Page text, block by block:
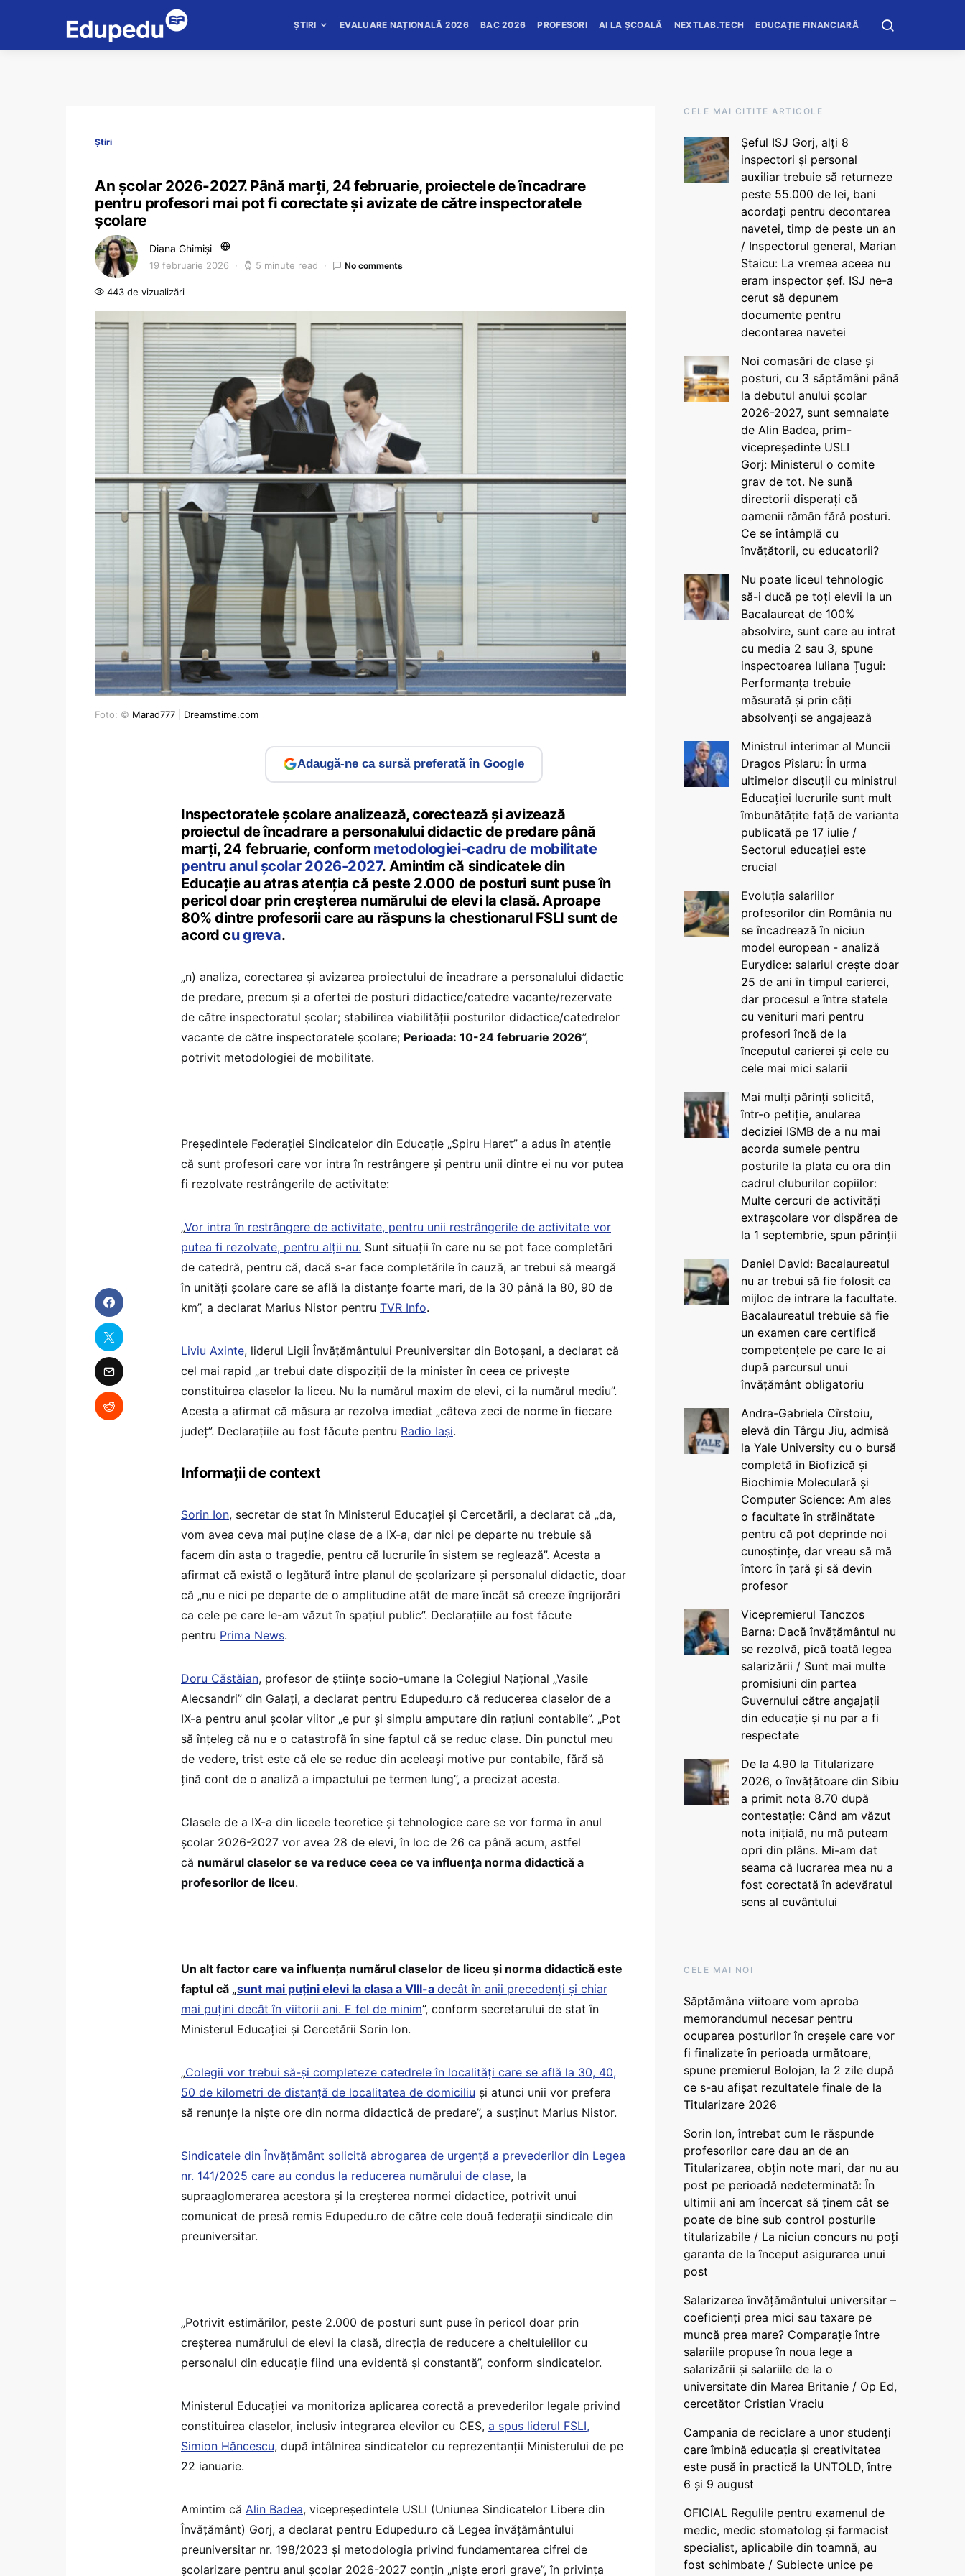
ȘTIRI EVALUARE NAȚIONALĂ 2026 BAC 2026 PROFESORI AI LA ȘCOALĂ NEXTLAB.TECH EDUCAȚIE FINANCIARĂ
Știri
An școlar 2026-2027. Până marți, 24 februarie, proiectele de încadrare
pentru profesori mai pot fi corectate și avizate de către inspectoratele
școlare
Diana Ghimiși
19 februarie 2026 5 minute read No comments
443 de vizualizări
Foto: © Marad777 Dreamstime.com
Adaugă-ne ca sursă preferată în Google
Inspectoratele școlare analizează, corectează și avizează
proiectul de încadrare a personalului didactic de predare până
marți, 24 februarie, conform metodologiei-cadru de mobilitate
pentru anul școlar 2026-2027. Amintim că sindicatele din
Educație au atras atenția că peste 2.000 de posturi sunt puse în
pericol doar prin creșterea numărului de elevi la clasă. Aproape
80% dintre profesorii care au răspuns la chestionarul FSLI sunt de
acord cu greva.
„n) analiza, corectarea şi avizarea proiectului de încadrare a personalului didactic
de predare, precum și a ofertei de posturi didactice/catedre vacante/rezervate
de către inspectoratul școlar; stabilirea viabilităţii posturilor didactice/catedrelor
vacante de către inspectoratele şcolare; Perioada: 10-24 februarie 2026”,
potrivit metodologiei de mobilitate.
Președintele Federației Sindicatelor din Educație „Spiru Haret” a adus în atenție
că sunt profesori care vor intra în restrângere și pentru unii dintre ei nu vor putea
fi rezolvate restrângerile de activitate:
„Vor intra în restrângere de activitate, pentru unii restrângerile de activitate vor
putea fi rezolvate, pentru alţii nu. Sunt situaţii în care nu se pot face completări
de catedră, pentru că, dacă s-ar face completările în cauză, ar trebui să meargă
în unităţi şcolare care se află la distanţe foarte mari, de la 30 până la 80, 90 de
km”, a declarat Marius Nistor pentru TVR Info.
Liviu Axinte, liderul Ligii Învățământului Preuniversitar din Botoșani, a declarat că
cel mai rapid „ar trebui date dispoziții de la minister în ceea ce privește
constituirea claselor la liceu. Nu la numărul maxim de elevi, ci la numărul mediu”.
Acesta a afirmat că măsura ar rezolva imediat „câteva zeci de norme în fiecare
județ”. Declarațiile au fost făcute pentru Radio Iași.
Informații de context
Sorin Ion, secretar de stat în Ministerul Educației și Cercetării, a declarat că „da,
vom avea ceva mai puține clase de a IX-a, dar nici pe departe nu trebuie să
facem din asta o tragedie, pentru că lucrurile în sistem se reglează”. Acesta a
afirmat că există o legătură între planul de școlarizare și personalul didactic, doar
că „nu e nici pe departe de o amplitudine atât de mare încât să creeze îngrijorări
ca cele pe care le-am văzut în spațiul public”. Declarațiile au fost făcute
pentru Prima News.
Doru Căstăian, profesor de științe socio-umane la Colegiul Național „Vasile
Alecsandri” din Galați, a declarat pentru Edupedu.ro că reducerea claselor de a
IX-a pentru anul școlar viitor „e pur și simplu amputare din rațiuni contabile”. „Pot
să înțeleg că nu e o catastrofă în sine faptul că se reduc clase. Din punctul meu
de vedere, trist este că ele se reduc din aceleași motive pur contabile, fără să
țină cont de o analiză a impactului pe termen lung”, a precizat acesta.
Clasele de a IX-a din liceele teoretice și tehnologice care se vor forma în anul
școlar 2026-2027 vor avea 28 de elevi, în loc de 26 ca până acum, astfel
că numărul claselor se va reduce ceea ce va influența norma didactică a
profesorilor de liceu.
Un alt factor care va influența numărul claselor de liceu și norma didactică este
faptul că „sunt mai puțini elevi la clasa a VIII-a decât în anii precedenți și chiar
mai puțini decât în viitorii ani. E fel de minim”, conform secretarului de stat în
Ministerul Educației și Cercetării Sorin Ion.
„Colegii vor trebui să-și completeze catedrele în localități care se află la 30, 40,
50 de kilometri de distanță de localitatea de domiciliu și atunci unii vor prefera
să renunțe la niște ore din norma didactică de predare”, a susținut Marius Nistor.
Sindicatele din Învățământ solicită abrogarea de urgență a prevederilor din Legea
nr. 141/2025 care au condus la reducerea numărului de clase, la
supraaglomerarea acestora și la creșterea normei didactice, potrivit unui
comunicat de presă remis Edupedu.ro de către cele două federații sindicale din
preuniversitar.
„Potrivit estimărilor, peste 2.000 de posturi sunt puse în pericol doar prin
creșterea numărului de elevi la clasă, direcția de reducere a cheltuielilor cu
personalul din educație fiind una evidentă și constantă”, conform sindicatelor.
Ministerul Educației va monitoriza aplicarea corectă a prevederilor legale privind
constituirea claselor, inclusiv integrarea elevilor cu CES, a spus liderul FSLI,
Simion Hăncescu, după întâlnirea sindicatelor cu reprezentanții Ministerului de pe
22 ianuarie.
Amintim că Alin Badea, vicepreședintele USLI (Uniunea Sindicatelor Libere din
Învățământ) Gorj, a declarat pentru Edupedu.ro că Legea învățământului
preuniversitar nr. 198/2023 și metodologia privind fundamentarea cifrei de
școlarizare pentru anul școlar 2026-2027 conțin „niște erori grave”, în privința
CELE MAI CITITE ARTICOLE
Șeful ISJ Gorj, alți 8
inspectori și personal
auxiliar trebuie să returneze
peste 55.000 de lei, bani
acordați pentru decontarea
navetei, timp de peste un an
/ Inspectorul general, Marian
Staicu: La vremea aceea nu
eram inspector șef. ISJ ne-a
cerut să depunem
documente pentru
decontarea navetei
Noi comasări de clase și
posturi, cu 3 săptămâni până
la debutul anului școlar
2026-2027, sunt semnalate
de Alin Badea, prim-
vicepreședinte USLI
Gorj: Ministerul o comite
grav de tot. Ne sună
directorii disperați că
oamenii rămân fără posturi.
Ce se întâmplă cu
învățătorii, cu educatorii?
Nu poate liceul tehnologic
să-i ducă pe toți elevii la un
Bacalaureat de 100%
absolvire, sunt care au intrat
cu media 2 sau 3, spune
inspectoarea Iuliana Țugui:
Performanța trebuie
măsurată și prin câți
absolvenți se angajează
Ministrul interimar al Muncii
Dragos Pîslaru: În urma
ultimelor discuții cu ministrul
Educației lucrurile sunt mult
îmbunătățite față de varianta
publicată pe 17 iulie /
Sectorul educației este
crucial
Evoluția salariilor
profesorilor din România nu
se încadrează în niciun
model european - analiză
Eurydice: salariul crește doar
25 de ani în timpul carierei,
dar procesul e între statele
cu venituri mari pentru
profesori încă de la
începutul carierei și cele cu
cele mai mici salarii
Mai mulți părinți solicită,
într-o petiție, anularea
deciziei ISMB de a nu mai
acorda sumele pentru
posturile la plata cu ora din
cadrul cluburilor copiilor:
Multe cercuri de activități
extrașcolare vor dispărea de
la 1 septembrie, spun părinții
Daniel David: Bacalaureatul
nu ar trebui să fie folosit ca
mijloc de intrare la facultate.
Bacalaureatul trebuie să fie
un examen care certifică
competențele pe care le ai
după parcursul unui
învățământ obligatoriu
Andra-Gabriela Cîrstoiu,
elevă din Târgu Jiu, admisă
la Yale University cu o bursă
completă în Biofizică și
Biochimie Moleculară și
Computer Science: Am ales
o facultate în străinătate
pentru că pot deprinde noi
cunoștințe, dar vreau să mă
întorc în țară și să devin
profesor
Vicepremierul Tanczos
Barna: Dacă învățământul nu
se rezolvă, pică toată legea
salarizării / Sunt mai multe
promisiuni din partea
Guvernului către angajații
din educație și nu par a fi
respectate
De la 4.90 la Titularizare
2026, o învățătoare din Sibiu
a primit nota 8.70 după
contestație: Când am văzut
nota inițială, nu mă puteam
opri din plâns. Mi-am dat
seama că lucrarea mea nu a
fost corectată în adevăratul
sens al cuvântului
CELE MAI NOI
Săptămâna viitoare vom aproba
memorandumul necesar pentru
ocuparea posturilor în creșele care vor
fi finalizate în perioada următoare,
spune premierul Bolojan, la 2 zile după
ce s-au afișat rezultatele finale de la
Titularizare 2026
Sorin Ion, întrebat cum le răspunde
profesorilor care dau an de an
Titularizarea, obțin note mari, dar nu au
post pe perioadă nedeterminată: În
ultimii ani am încercat să ținem cât se
poate de bine sub control posturile
titularizabile / La niciun concurs nu poți
garanta de la început asigurarea unui
post
Salarizarea învățământului universitar –
coeficienți prea mici sau taxare pe
muncă prea mare? Comparație între
salariile propuse în noua lege a
salarizării și salariile de la o
universitate din Marea Britanie / Op Ed,
cercetător Cristian Vraciu
Campania de reciclare a unor studenți
care îmbină educația și creativitatea
este pusă în practică la UNTOLD, între
6 și 9 august
OFICIAL Regulile pentru examenul de
medic, medic stomatolog și farmacist
specialist, aplicabile din toamnă, au
fost schimbate / Subiecte unice pe